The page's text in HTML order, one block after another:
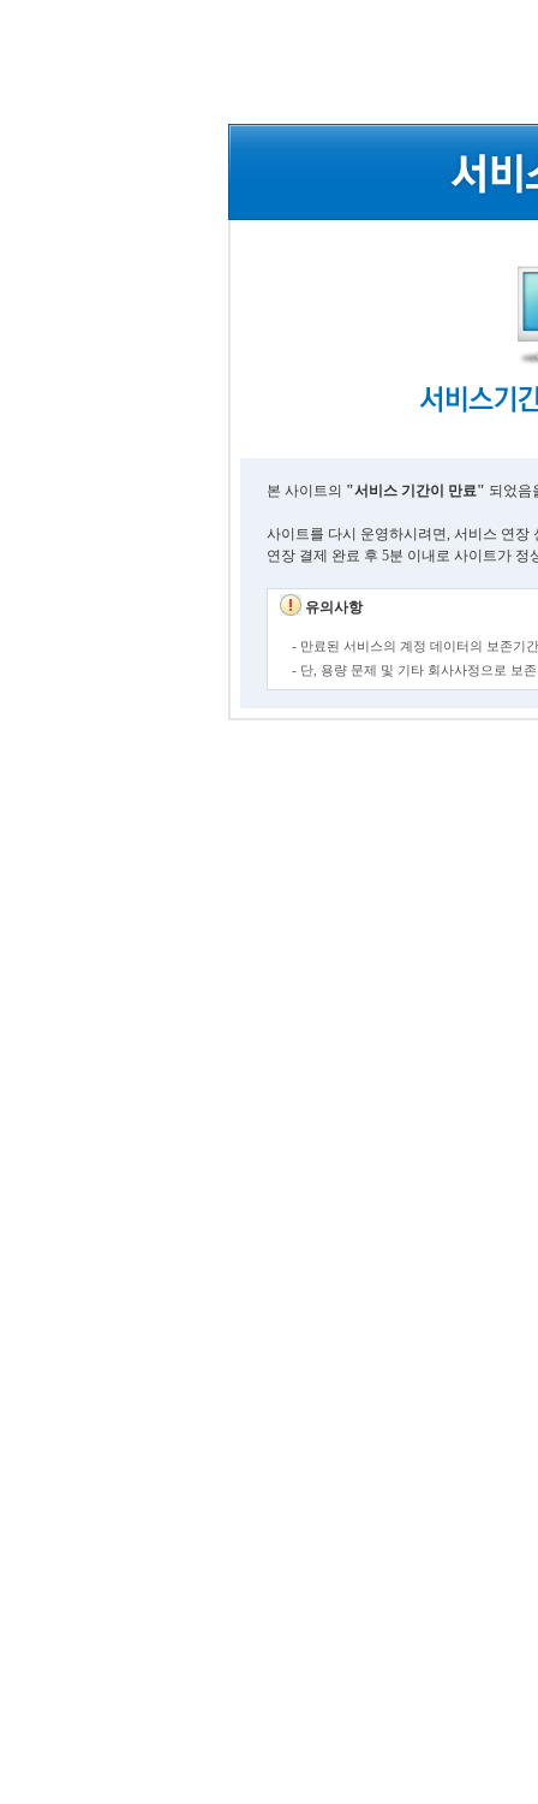
본 사이트의 "서비스 기간이 만료" 되었음
사이트를 다시 운영하시려면, 서비스 연장
연장 결제 완료 후 5분 이내로 사이트가 정
유의사항
- 만료된 서비스의 계정 데이터의 보존기
- 단, 용량 문제 및 기타 회사사정으로 보